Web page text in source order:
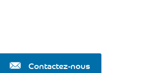
Contactez-nous